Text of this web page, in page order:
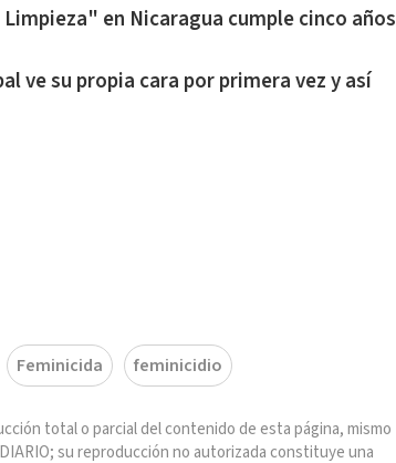
en Nicaragua cumple cinco años |
ve su propia cara por primera vez y así
Feminicida feminicidio
total o parcial del contenido de esta página, mismo
su reproducción no autorizada constituye una